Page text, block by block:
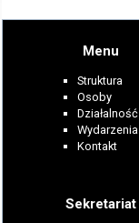
Menu
Struktura
Osoby
Działalność
Wydarzenia
Kontakt
Sekretariat